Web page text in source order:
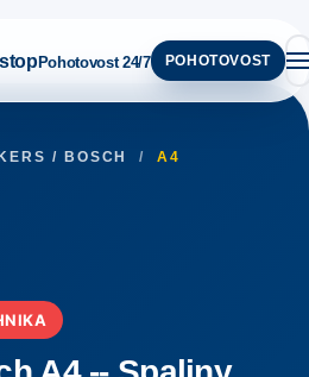
Pohotovost 24/7 POHOTOVOST
/ BOSCH /A4